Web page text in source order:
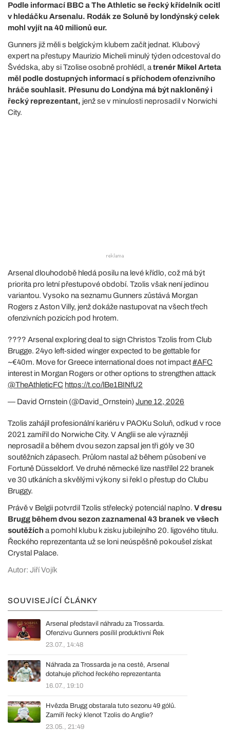
Podle informací BBC a The Athletic se řecký křídelník ocitl
v hledáčku Arsenalu. Rodák ze Soluně by londýnský celek
mohl vyjít na 40 milionů eur.
Gunners již měli s belgickým klubem začít jednat. Klubový
expert na přestupy Maurizio Micheli minulý týden odcestoval do
Švédska, aby si Tzolise osobně prohlédl, a trenér Mikel Arteta
měl podle dostupných informací s příchodem ofenzivního
hráče souhlasit. Přesunu do Londýna má být nakloněný i
řecký reprezentant, jenž se v minulosti neprosadil v Norwichi
City.
Arsenal dlouhodobě hledá posilu na levé křídlo, což má být
priorita pro letní přestupové období. Tzolis však není jedinou
variantou. Vysoko na seznamu Gunners zůstává Morgan
Rogers z Aston Villy, jenž dokáže nastupovat na všech třech
ofenzivních pozicích pod hrotem.
???? Arsenal exploring deal to sign Christos Tzolis from Club
Brugge. 24yo left-sided winger expected to be gettable for
~€40m. Move for Greece international does not impact#AFC
interest in Morgan Rogers or other options to strengthen attack
@TheAthleticFC https://t.co/lBe1BINfU2
— David Ornstein (@David_Ornstein)June 12, 2026
Tzolis zahájil profesionální kariéru v PAOKu Soluň, odkud v roce
2021 zamířil do Norwiche City. V Anglii se ale výrazněji
neprosadil a během dvou sezon zapsal jen tři góly ve 30
soutěžních zápasech. Průlom nastal až během působení ve
Fortuně Düsseldorf. Ve druhé německé lize nastřílel 22 branek
ve 30 utkáních a skvělými výkony si řekl o přestup do Clubu
Bruggy.
Právě v Belgii potvrdil Tzolis střelecký potenciál naplno. V dresu
Brugg během dvou sezon zaznamenal 43 branek ve všech
soutěžích a pomohl klubu k zisku jubilejního 20. ligového titulu.
Řeckého reprezentanta už se loni neúspěšně pokoušel získat
Crystal Palace.
Autor: Jiří Vojík
SOUVISEJÍCÍ ČLÁNKY
Arsenal představil náhradu za Trossarda.
Ofenzivu Gunners posílil produktivní Řek
23.07., 14:48
Náhrada za Trossarda je na cestě, Arsenal
dotahuje příchod řeckého reprezentanta
16.07., 19:10
Hvězda Brugg obstarala tuto sezonu 49 gólů.
Zamíří řecký klenot Tzolis do Anglie?
23.05., 21:49